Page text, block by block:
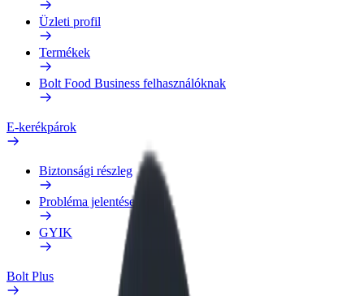
Üzleti profil
Termékek
Bolt Food Business felhasználóknak
E-kerékpárok
Biztonsági részleg
Probléma jelentése
GYIK
Bolt Plus